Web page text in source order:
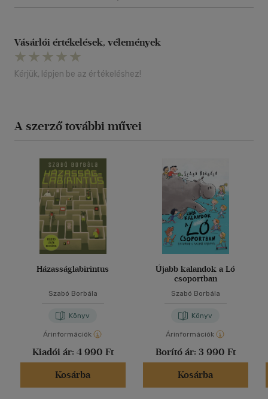
Vásárlói értékelések, vélemények
Kérjük, lépjen be az értékeléshez!
A szerző további művei
Házasságlabirintus
Szabó Borbála
Könyv
Árinformációk
Kiadói ár: 4 990 Ft
Kosárba
Újabb kalandok a Ló
csoportban
Szabó Borbála
Könyv
Árinformációk
Borító ár: 3 990 Ft
Kosárba